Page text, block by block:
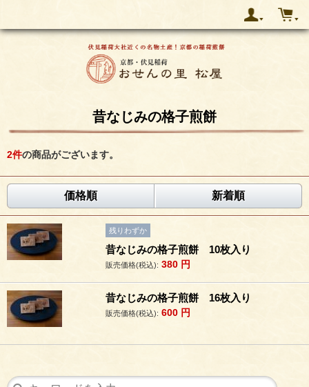
昔なじみの格子煎餅
2件の商品がございます。
価格順 新着順
残りわずか
昔なじみの格子煎餅 10枚入り
販売価格(税込): 380 円
昔なじみの格子煎餅 16枚入り
販売価格(税込): 600 円